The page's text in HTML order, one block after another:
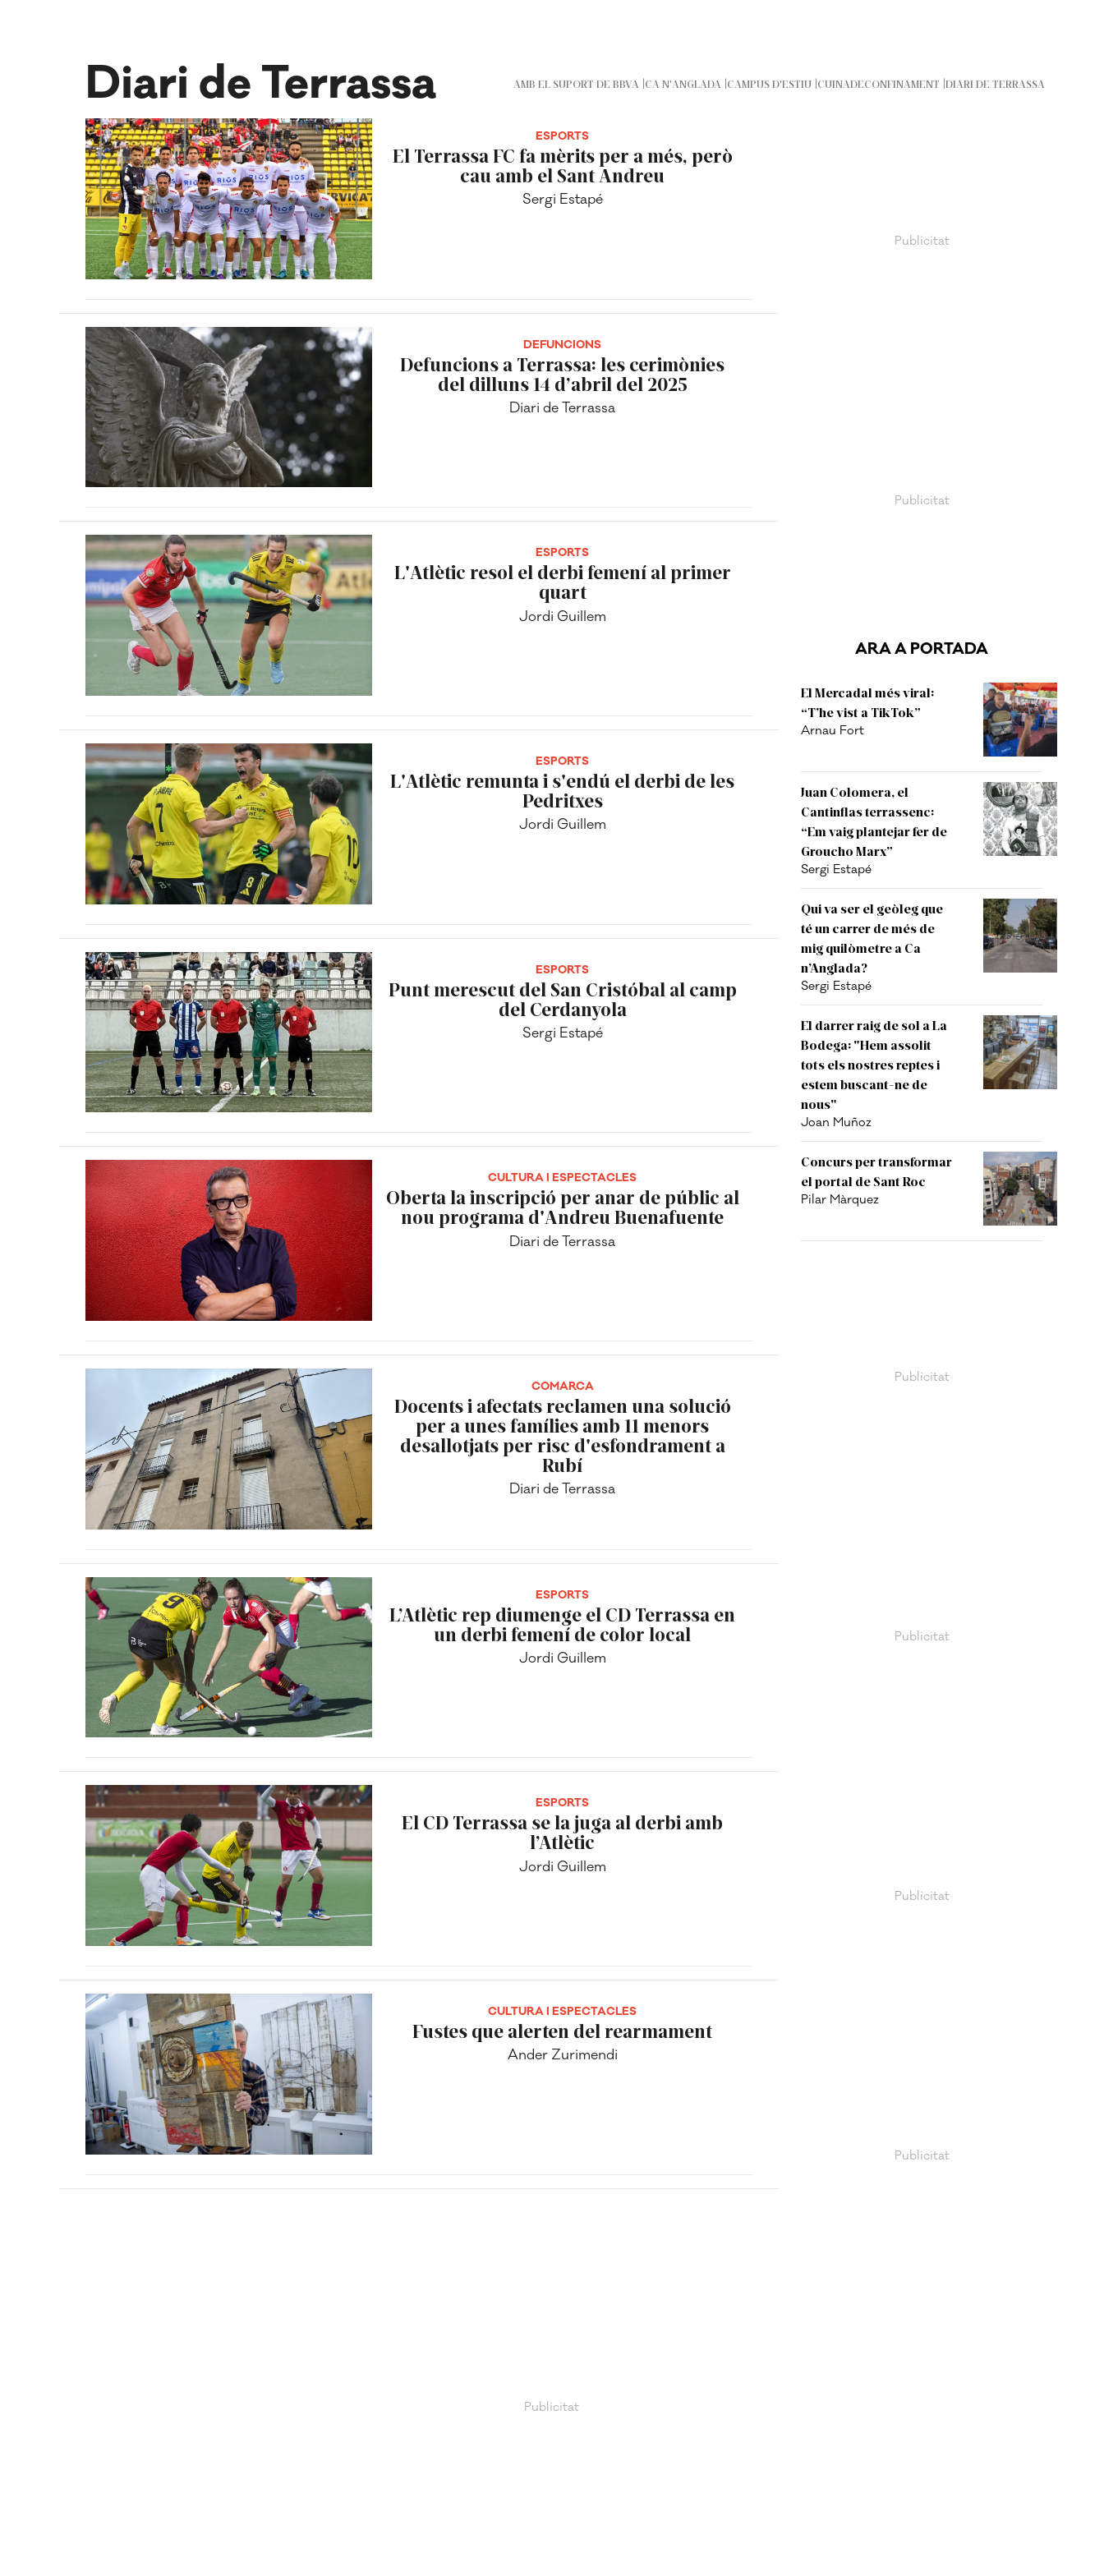
Diari de Terrassa AMB EL SUPORT DE BBVA CA N'ANGLADA CAMPUS D'ESTIU CUINADECONFINAMENT DIARI DE TERRASSA
ESPORTS
El Terrassa FC fa mèrits per a més, però
cau amb el Sant Andreu
Sergi Estapé
DEFUNCIONS
Defuncions a Terrassa: les cerimònies
del dilluns 14 d’abril del 2025
Diari de Terrassa
ESPORTS
L'Atlètic resol el derbi femení al primer
quart
Jordi Guillem
ESPORTS
L'Atlètic remunta i s'endú el derbi de les
Pedritxes
Jordi Guillem
ESPORTS
Punt merescut del San Cristóbal al camp
del Cerdanyola
Sergi Estapé
CULTURA I ESPECTACLES
Oberta la inscripció per anar de públic al
nou programa d'Andreu Buenafuente
Diari de Terrassa
COMARCA
Docents i afectats reclamen una solució
per a unes famílies amb 11 menors
desallotjats per risc d'esfondrament a
Rubí
Diari de Terrassa
ESPORTS
L’Atlètic rep diumenge el CD Terrassa en
un derbi femení de color local
Jordi Guillem
ESPORTS
El CD Terrassa se la juga al derbi amb
l’Atlètic
Jordi Guillem
CULTURA I ESPECTACLES
Fustes que alerten del rearmament
Ander Zurimendi
ARA A PORTADA
El Mercadal més viral:
“T’he vist a TikTok”
Arnau Fort
Juan Colomera, el
Cantinflas terrassenc:
“Em vaig plantejar fer de
Groucho Marx”
Sergi Estapé
Qui va ser el geòleg que
té un carrer de més de
mig quilòmetre a Ca
n’Anglada?
Sergi Estapé
El darrer raig de sol a La
Bodega: "Hem assolit
tots els nostres reptes i
estem buscant-ne de
nous"
Joan Muñoz
Concurs per transformar
el portal de Sant Roc
Pilar Màrquez